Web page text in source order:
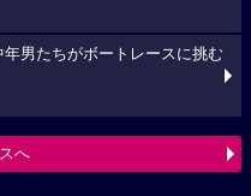
男たちがボートレースに挑む
へ